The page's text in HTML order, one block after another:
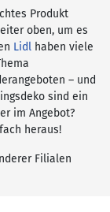
Produkt
oben, um es
Lidl haben viele
– und
sind ein
im Angebot?
heraus!
Filialen